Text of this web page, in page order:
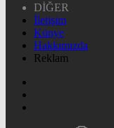
DİĞER
İletişim
Künye
Hakkımızda
Reklam